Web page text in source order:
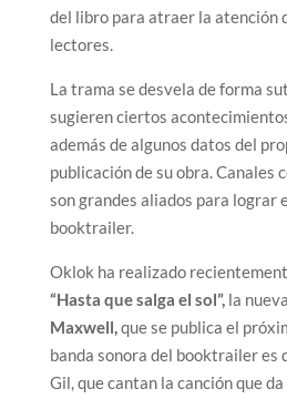
del libro para atraer la atención
lectores.
La trama se desvela de forma
sugieren ciertos
además de algunos datos del
publicación de su obra. Canales
son grandes aliados para lograr
booktrailer.
Oklok ha realizado
“Hasta que salga el sol”,la
Maxwell,que se publica el
banda sonora del booktrailer es
Gil, que cantan la canción que